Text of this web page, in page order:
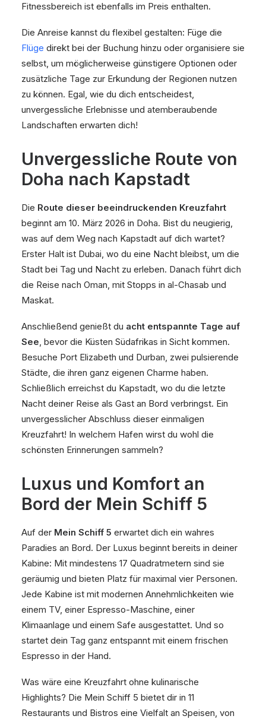
Fitnessbereich ist ebenfalls im Preis enthalten.
Die Anreise kannst du flexibel gestalten: Füge die
Flüge direkt bei der Buchung hinzu oder organisiere sie
selbst, um möglicherweise günstigere Optionen oder
zusätzliche Tage zur Erkundung der Regionen nutzen
zu können. Egal, wie du dich entscheidest,
unvergessliche Erlebnisse und atemberaubende
Landschaften erwarten dich!
Unvergessliche Route von
Doha nach Kapstadt
Die Route dieser beeindruckenden Kreuzfahrt
beginnt am 10. März 2026 in Doha. Bist du neugierig,
was auf dem Weg nach Kapstadt auf dich wartet?
Erster Halt ist Dubai, wo du eine Nacht bleibst, um die
Stadt bei Tag und Nacht zu erleben. Danach führt dich
die Reise nach Oman, mit Stopps in al-Chasab und
Maskat.
Anschließend genießt du acht entspannte Tage auf
See, bevor die Küsten Südafrikas in Sicht kommen.
Besuche Port Elizabeth und Durban, zwei pulsierende
Städte, die ihren ganz eigenen Charme haben.
Schließlich erreichst du Kapstadt, wo du die letzte
Nacht deiner Reise als Gast an Bord verbringst. Ein
unvergesslicher Abschluss dieser einmaligen
Kreuzfahrt! In welchem Hafen wirst du wohl die
schönsten Erinnerungen sammeln?
Luxus und Komfort an
Bord der Mein Schiff 5
Auf der Mein Schiff 5 erwartet dich ein wahres
Paradies an Bord. Der Luxus beginnt bereits in deiner
Kabine: Mit mindestens 17 Quadratmetern sind sie
geräumig und bieten Platz für maximal vier Personen.
Jede Kabine ist mit modernen Annehmlichkeiten wie
einem TV, einer Espresso-Maschine, einer
Klimaanlage und einem Safe ausgestattet. Und so
startet dein Tag ganz entspannt mit einem frischen
Espresso in der Hand.
Was wäre eine Kreuzfahrt ohne kulinarische
Highlights? Die Mein Schiff 5 bietet dir in 11
Restaurants und Bistros eine Vielfalt an Speisen, von